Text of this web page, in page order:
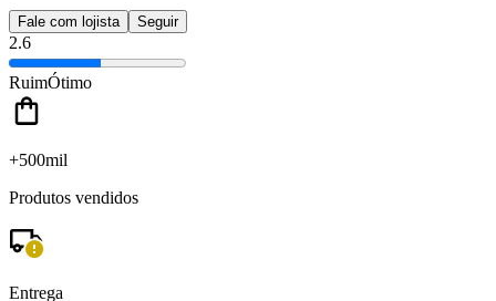
Fale com lojista Seguir
2.6
RuimÓtimo
+500mil
Produtos vendidos
Entrega